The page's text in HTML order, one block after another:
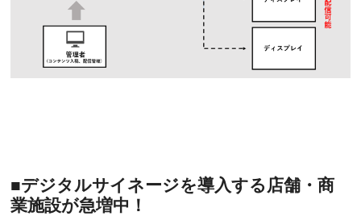
■デジタルサイネージを導入する店舗・商
業施設が急増中！